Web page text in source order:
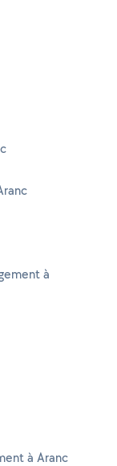
à
à Aranc